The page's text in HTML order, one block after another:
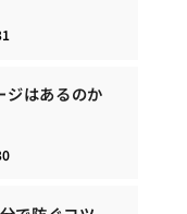
ジはあるのか